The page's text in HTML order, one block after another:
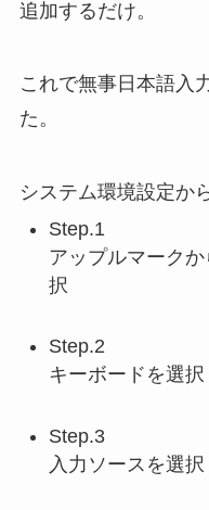
追加するだけ。
これで無事日本語入
た。
システム環境設定か
Step.1
アップルマーク
択
Step.2
キーボードを選択
Step.3
入力ソースを選択